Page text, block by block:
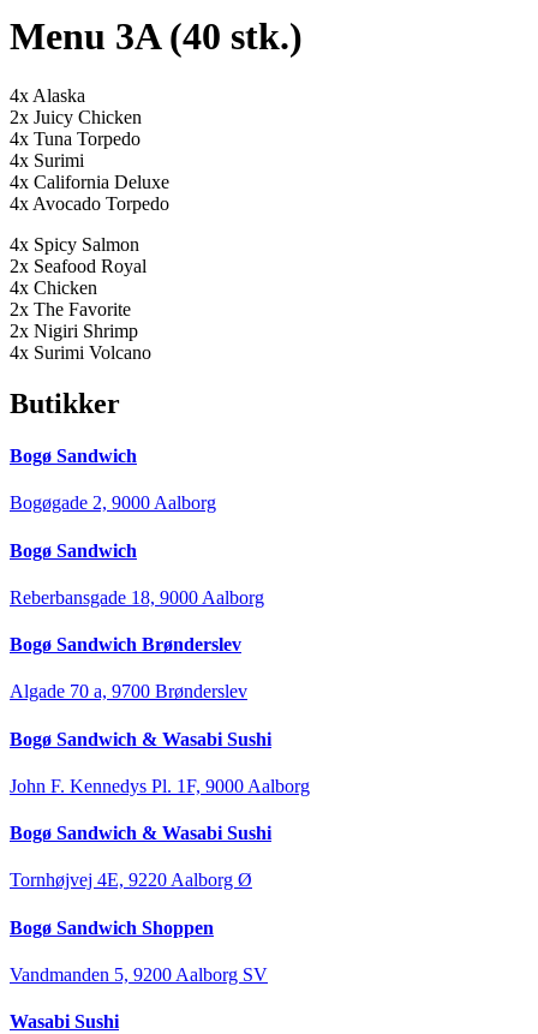
Menu 3A (40 stk.)
4x Alaska
2x Juicy Chicken
4x Tuna Torpedo
4x Surimi
4x California Deluxe
4x Avocado Torpedo
4x Spicy Salmon
2x Seafood Royal
4x Chicken
2x The Favorite
2x Nigiri Shrimp
4x Surimi Volcano
Butikker
Bogø Sandwich
Bogøgade 2, 9000 Aalborg
Bogø Sandwich
Reberbansgade 18, 9000 Aalborg
Bogø Sandwich Brønderslev
Algade 70 a, 9700 Brønderslev
Bogø Sandwich & Wasabi Sushi
John F. Kennedys Pl. 1F, 9000 Aalborg
Bogø Sandwich & Wasabi Sushi
Tornhøjvej 4E, 9220 Aalborg Ø
Bogø Sandwich Shoppen
Vandmanden 5, 9200 Aalborg SV
Wasabi Sushi